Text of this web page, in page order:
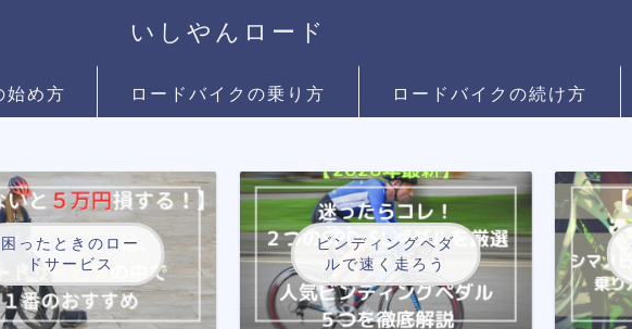
いしやんロード
始め方 ロードバイクの乗り方 ロードバイクの続け方
困ったときのロー
ドサービス
ビンディングペダ
ルで速く走ろう